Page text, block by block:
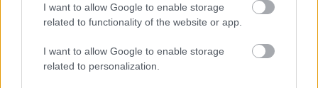
I want to allow Google to enable storage
related to functionality of the website or app.
I want to allow Google to enable storage
related to personalization.
Aclarar abundantemente y lavar con champú
Finalizar con tratamiento hidratante o
reconstructor.